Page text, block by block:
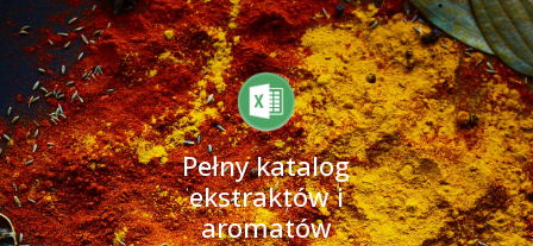
Pełny katalog
ekstraktów i
aromatów